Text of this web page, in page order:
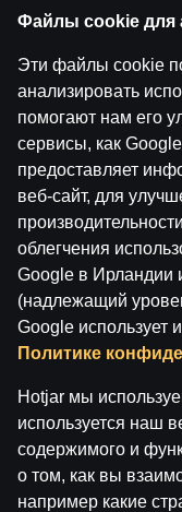
Условия
Играй
О компании
Файлы cookie для
Эти файлы cookie
анализировать
помогают нам его
сервисы, как
предоставляет
веб-сайт, для
облегчения
Google в Ирландии
(надлежащий
Google использует
Политике
Hotjar мы
используется наш
содержимого и
о том, как вы
например какие